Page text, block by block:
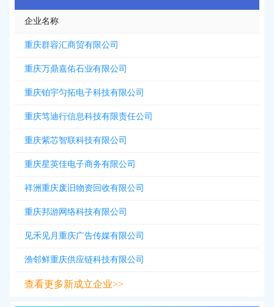
企业名称
重庆群容汇商贸有限公司
重庆万鼎嘉佑石业有限公司
重庆铂宇匀拓电子科技有限公司
重庆笃迪行信息科技有限责任公司
重庆紫芯智联科技有限公司
重庆星英佳电子商务有限公司
祥洲重庆废旧物资回收有限公司
重庆邦游网络科技有限公司
见禾见月重庆广告传媒有限公司
渔邻鲜重庆供应链科技有限公司
查看更多新成立企业>>